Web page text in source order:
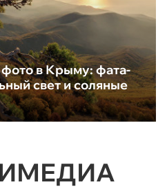
в Крыму: фата-
свет и соляные